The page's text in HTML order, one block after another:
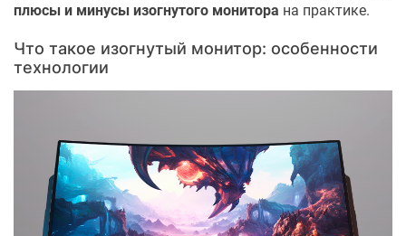
плюсы и минусы изогнутого монитора на практике.
Что такое изогнутый монитор: особенности
технологии